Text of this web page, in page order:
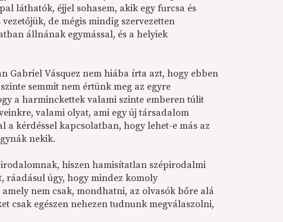
láthatók, éjjel sohasem, akik egy furcsa és
de mégis mindig szervezetten
állnának egymással, és a helyiek
Gabriel Vásquez nem hiába írta azt, hogy ebben
semmit nem értünk meg az egyre
a harminckettek valami szinte emberen túlit
valami olyat, ami egy új társadalom
kérdéssel kapcsolatban, hogy lehet-e más az
nekik.
hiszen hamisítatlan szépirodalmi
ráadásul úgy, hogy mindez komoly
nem csak, mondhatni, az olvasók bőre alá
csak egészen nehezen tudnunk megválaszolni,